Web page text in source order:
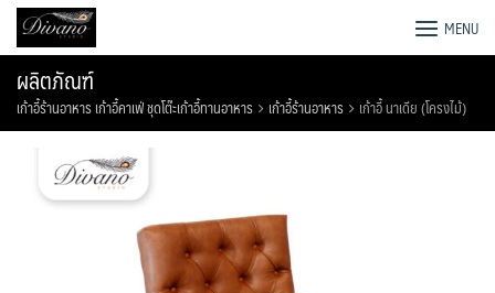
Skipโรงงานโซฟา เตียง ชุดโต๊ะอาหาร MENU
ผลิตภัณฑ์
เก้าอี้ร้านอาหาร เก้าอี้คาเฟ่ ชุดโต๊ะเก้าอี้ทานอาหาร เก้าอี้ร้านอาหาร เก้าอี้ นาเดีย (โครงไม้)